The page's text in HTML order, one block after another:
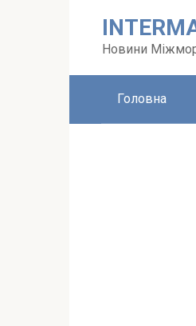
Новини
Головна